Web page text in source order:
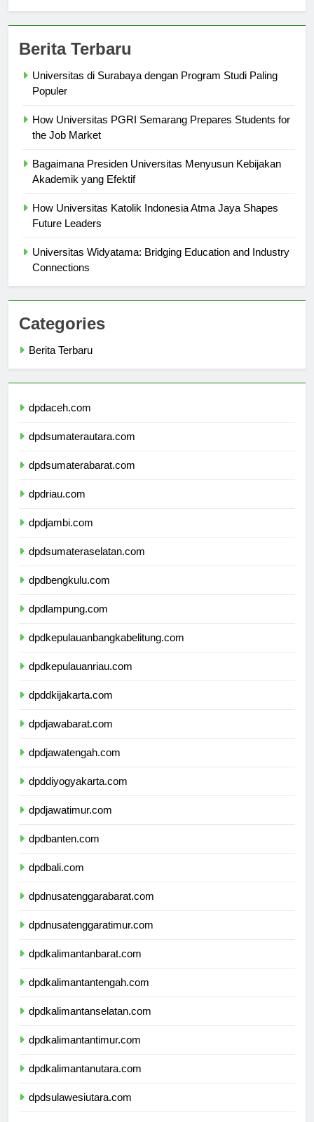
Universitas di Surabaya dengan Program Studi Paling
How Universitas PGRI Semarang Prepares Students for
Bagaimana Presiden Universitas Menyusun Kebijakan
How Universitas Katolik Indonesia Atma Jaya Shapes
Universitas Widyatama: Bridging Education and Industry
Categories